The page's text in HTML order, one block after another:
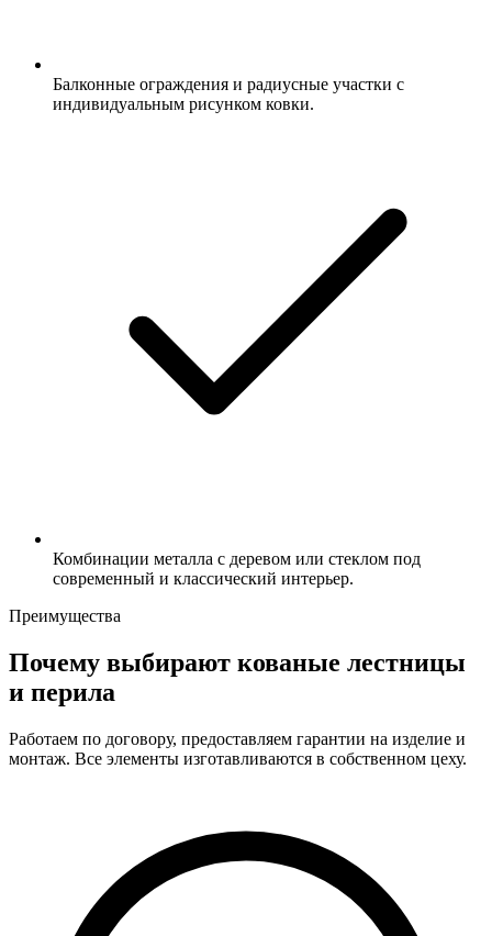
Балконные ограждения и радиусные участки с
индивидуальным рисунком ковки.
Комбинации металла с деревом или стеклом под
современный и классический интерьер.
Преимущества
Почему выбирают кованые лестницы
и перила
Работаем по договору, предоставляем гарантии на изделие и
монтаж. Все элементы изготавливаются в собственном цеху.